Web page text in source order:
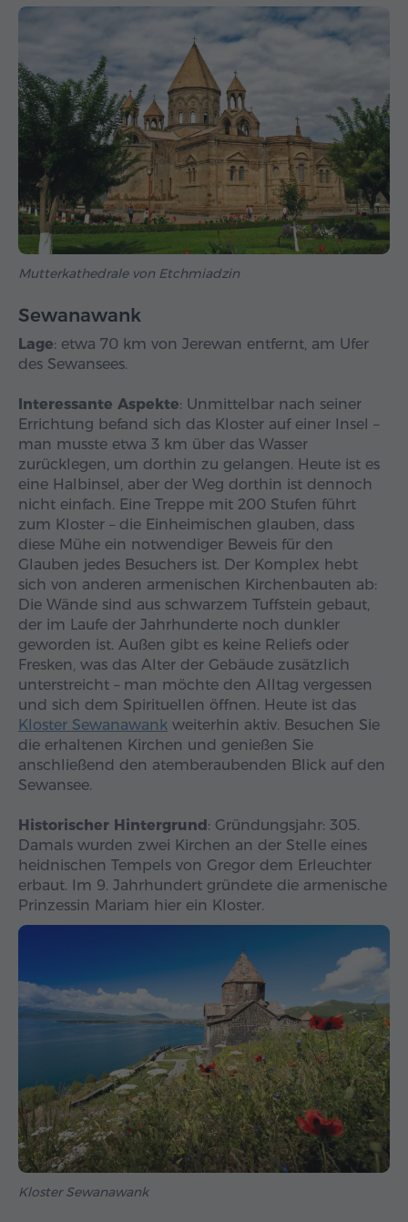
Mutterkathedrale von Etchmiadzin
Sewanawank
Lage: etwa 70 km von Jerewan entfernt, am Ufer
des Sewansees.
Interessante Aspekte: Unmittelbar nach seiner
Errichtung befand sich das Kloster auf einer Insel –
man musste etwa 3 km über das Wasser
zurücklegen, um dorthin zu gelangen. Heute ist es
eine Halbinsel, aber der Weg dorthin ist dennoch
nicht einfach. Eine Treppe mit 200 Stufen führt
zum Kloster – die Einheimischen glauben, dass
diese Mühe ein notwendiger Beweis für den
Glauben jedes Besuchers ist. Der Komplex hebt
sich von anderen armenischen Kirchenbauten ab:
Die Wände sind aus schwarzem Tuffstein gebaut,
der im Laufe der Jahrhunderte noch dunkler
geworden ist. Außen gibt es keine Reliefs oder
Fresken, was das Alter der Gebäude zusätzlich
unterstreicht – man möchte den Alltag vergessen
und sich dem Spirituellen öffnen. Heute ist das
Kloster Sewanawank weiterhin aktiv. Besuchen Sie
die erhaltenen Kirchen und genießen Sie
anschließend den atemberaubenden Blick auf den
Sewansee.
Historischer Hintergrund: Gründungsjahr: 305.
Damals wurden zwei Kirchen an der Stelle eines
heidnischen Tempels von Gregor dem Erleuchter
erbaut. Im 9. Jahrhundert gründete die armenische
Prinzessin Mariam hier ein Kloster.
Kloster Sewanawank